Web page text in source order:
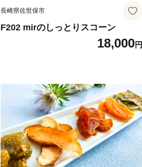
長崎県佐世保市
F202 mirのしっとりスコーン
18,000円